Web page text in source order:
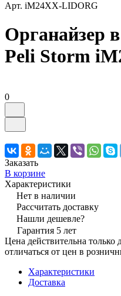
Арт. iM24XX-LIDORG
Органайзер
Peli Storm
0
Заказать
В корзине
Характеристики
Нет в наличии
Рассчитать доставку
Нашли дешевле?
Гарантия 5 лет
Цена действительна только
отличаться от цен в
Характеристики
Доставка